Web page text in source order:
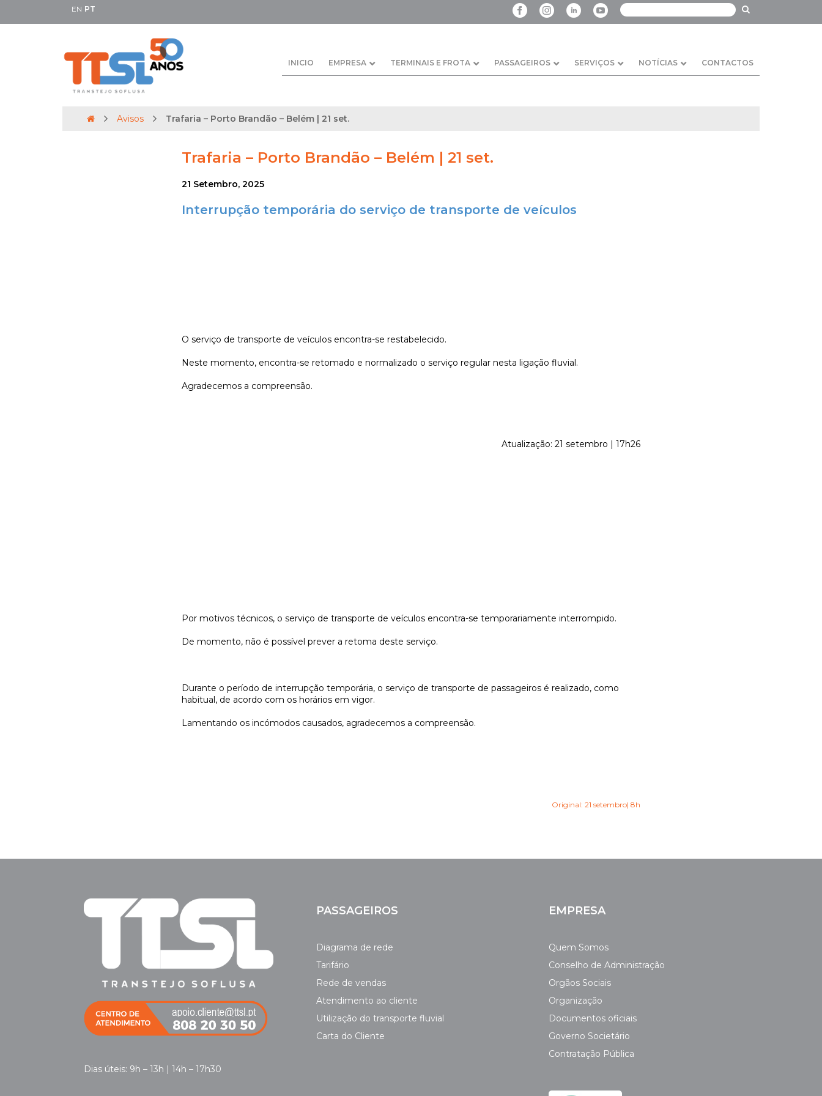
EN PT
INICIO EMPRESA TERMINAIS E FROTA PASSAGEIROS SERVIÇOS NOTÍCIAS CONTACTOS
Avisos Trafaria – Porto Brandão – Belém | 21 set.
Trafaria – Porto Brandão – Belém | 21 set.
21 Setembro, 2025
Interrupção temporária do serviço de transporte de veículos
O serviço de transporte de veículos encontra-se restabelecido.
Neste momento, encontra-se retomado e normalizado o serviço regular nesta ligação fluvial.
Agradecemos a compreensão.
Atualização: 21 setembro | 17h26
Por motivos técnicos, o serviço de transporte de veículos encontra-se temporariamente interrompido.
De momento, não é possível prever a retoma deste serviço.
Durante o período de interrupção temporária, o serviço de transporte de passageiros é realizado, como
habitual, de acordo com os horários em vigor.
Lamentando os incómodos causados, agradecemos a compreensão.
Original: 21 setembro| 8h
Dias úteis: 9h – 13h | 14h – 17h30
PASSAGEIROS
Diagrama de rede
Tarifário
Rede de vendas
Atendimento ao cliente
Utilização do transporte fluvial
Carta do Cliente
EMPRESA
Quem Somos
Conselho de Administração
Orgãos Sociais
Organização
Documentos oficiais
Governo Societário
Contratação Pública